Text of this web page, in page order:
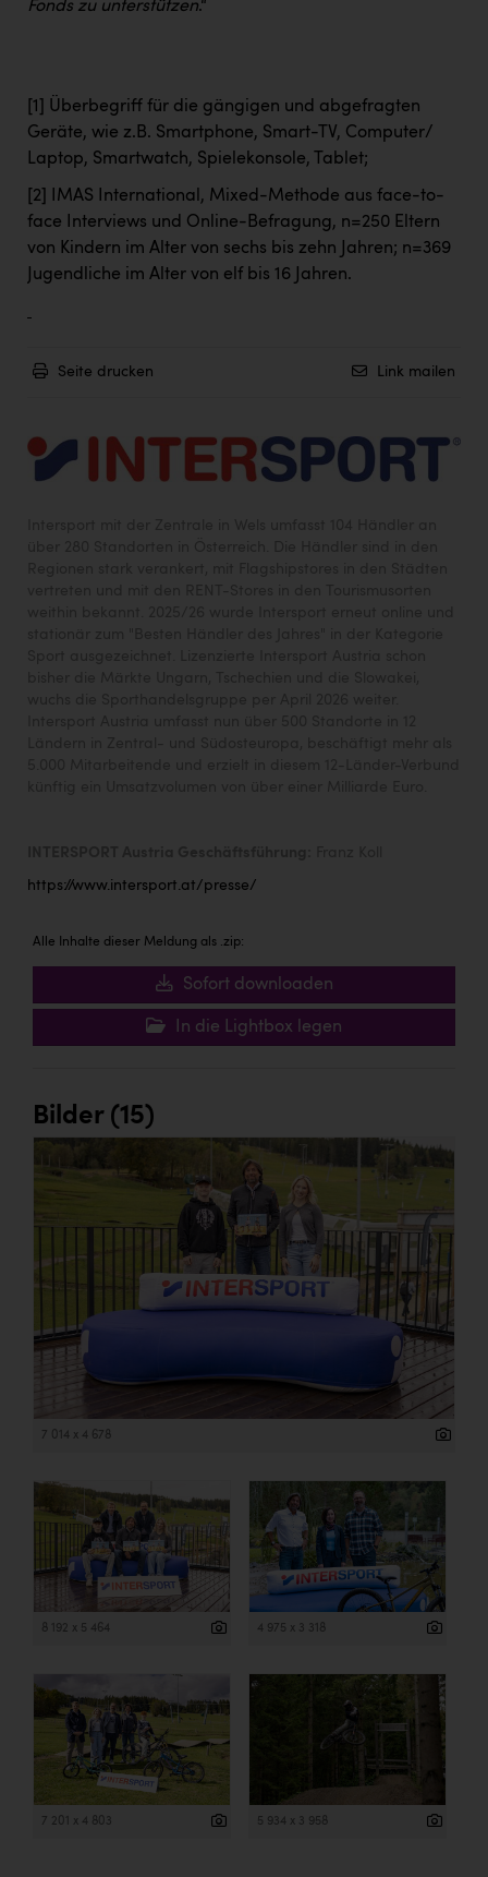
Fonds zu unterstützen.“
[1]
Überbegriff für die gängigen und abgefragten
Geräte, wie z.B. Smartphone, Smart-TV, Computer/
Laptop, Smartwatch, Spielekonsole, Tablet;
[2]
IMAS International, Mixed-Methode aus face-to-
face Interviews und Online-Befragung, n=250 Eltern
von Kindern im Alter von sechs bis zehn Jahren; n=369
Jugendliche im Alter von elf bis 16 Jahren.
Seite drucken Link mailen
https://www.intersport.at/presse/
Alle Inhalte dieser Meldung als .zip:
Sofort downloaden
In die Lightbox legen
Bilder (15)
7 014 x 4 678
8 192 x 5 464 4 975 x 3 318
7 201 x 4 803 5 934 x 3 958